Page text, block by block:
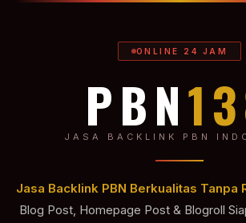
ONLINE 24 JAM
PBN
JASA BACKLINK PBN
Jasa Backlink PBN Berkualitas Tanpa
Blog Post, Homepage Post & Blogroll